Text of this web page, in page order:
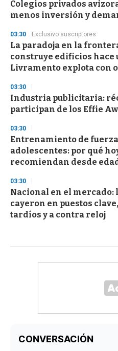
Colegios privados
menos inversión y
03:30 Exclusivo suscriptores
La paradoja en la
construye edificios hace
Livramento explota con
03:30
Industria publicitaria:
participan de los Effie
03:30
Entrenamiento de
adolescentes: por qué
recomiendan desde
03:30
Nacional en el mercado:
cayeron en puestos
tardíos y a contra reloj